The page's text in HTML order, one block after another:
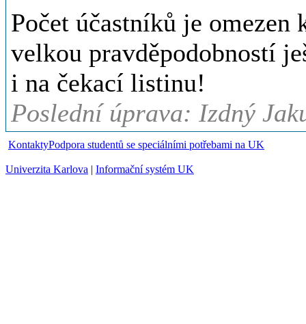
Počet účastníků je omezen
velkou pravděpodobností
i na čekací listinu!
Poslední úprava: Izdný
KontaktyPodpora studentů se speciálními potřebami na UK
Univerzita Karlova | Informační systém UK